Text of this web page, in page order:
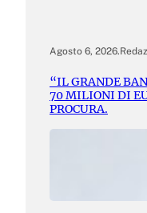
Agosto 6, 2026.
“IL GRANDE
70 MILIONI DI
PROCURA.